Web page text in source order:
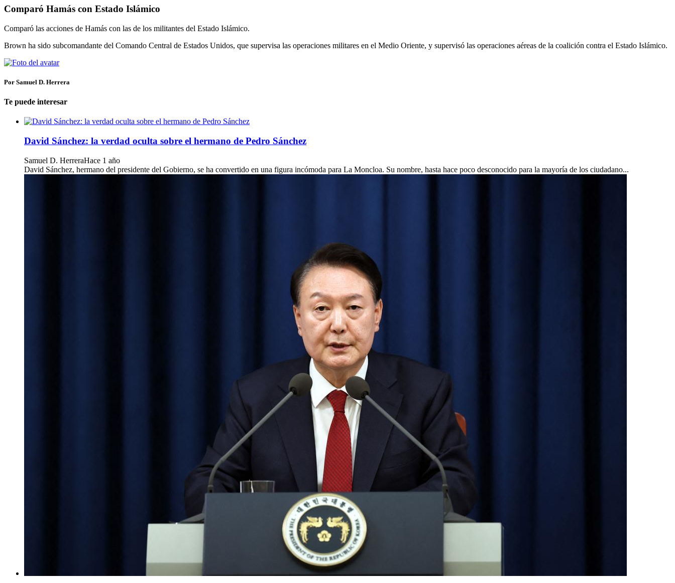
Comparó Hamás con Estado Islámico
Comparó las acciones de Hamás con las de los militantes del Estado Islámico.
Brown ha sido subcomandante del Comando Central de Estados Unidos, que supervisa las operaciones militares en el Medio Oriente, y supervisó las operaciones aéreas de la coalición contra el Estado Islámico.
Por Samuel D. Herrera
Te puede interesar
David Sánchez: la verdad oculta sobre el hermano de Pedro Sánchez
Samuel D. HerreraHace 1 año
David Sánchez, hermano del presidente del Gobierno, se ha convertido en una figura incómoda para La Moncloa. Su nombre, hasta hace poco desconocido para la mayoría de los ciudadano...